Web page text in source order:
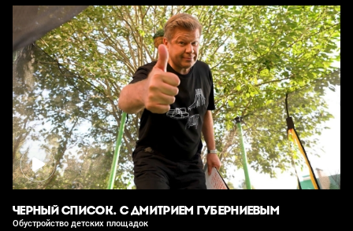
ЧЕРНЫЙ СПИСОК. С ДМИТРИЕМ ГУБЕРНИЕВЫМ
Обустройство детских площадок